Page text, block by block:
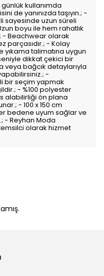
kullanımda
de yanınızda taşıyın.; -
sayesinde uzun süreli
boyu ile hem rahatlık
- Beachwear olarak
parçasıdır.; - Kolay
yıkama talimatına uygun
dikkat çekici bir
veya bağcık detaylarıyla
-
bir seçim yapmak
- %100 polyester
alabilirliği ön plana
- 100 x 150 cm
bedene uyum sağlar ve
- Reyhan Moda
olarak hizmet